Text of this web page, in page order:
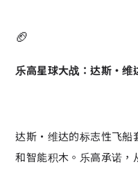
🏈
乐高星球大战：达斯·维
达斯·维达的标志性飞船
和智能积木。乐高承诺，